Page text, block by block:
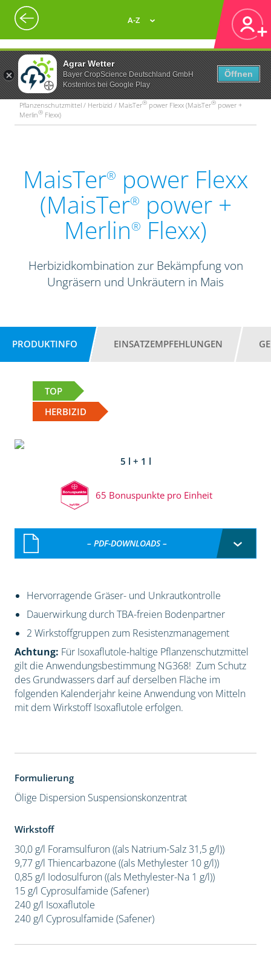
Agrar Wetter
Bayer CropScience Deutschland GmbH
Kostenlos bei Google Play
Öffnen
A-Z
Pflanzenschutzmittel / Herbizid / MaisTer® power Flexx (MaisTer® power +
Merlin® Flexx)
MaisTer® power Flexx
(MaisTer® power +
Merlin® Flexx)
Herbizidkombination zur Bekämpfung von
Ungräsern und Unkräutern in Mais
PRODUKTINFO EINSATZEMPFEHLUNGEN
TOP
HERBIZID
5 l + 1 l
65 Bonuspunkte pro Einheit
– PDF-DOWNLOADS –
Hervorragende Gräser- und Unkrautkontrolle
Dauerwirkung durch TBA-freien Bodenpartner
2 Wirkstoffgruppen zum Resistenzmanagement
Achtung: Für Isoxaflutole-haltige Pflanzenschutzmittel
gilt die Anwendungsbestimmung NG368! Zum Schutz
des Grundwassers darf auf derselben Fläche im
folgenden Kalenderjahr keine Anwendung von Mitteln
mit dem Wirkstoff Isoxaflutole erfolgen.
Formulierung
Ölige Dispersion Suspensionskonzentrat
Wirkstoff
30,0 g/l Foramsulfuron ((als Natrium-Salz 31,5 g/l))
9,77 g/l Thiencarbazone ((als Methylester 10 g/l))
0,85 g/l Iodosulfuron ((als Methylester-Na 1 g/l))
15 g/l Cyprosulfamide (Safener)
240 g/l Isoxaflutole
240 g/l Cyprosulfamide (Safener)